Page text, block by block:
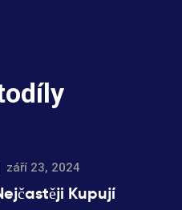
září 23, 2024
Kupují